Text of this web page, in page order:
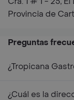
Provincia de
Preguntas
¿Tropicana
¿Cuál es la